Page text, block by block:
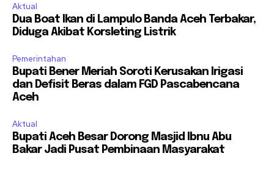
Aktual
Dua Boat Ikan di Lampulo Banda Aceh Terbakar,
Diduga Akibat Korsleting Listrik
Pemerintahan
Bupati Bener Meriah Soroti Kerusakan Irigasi
dan Defisit Beras dalam FGD Pascabencana
Aceh
Aktual
Bupati Aceh Besar Dorong Masjid Ibnu Abu
Bakar Jadi Pusat Pembinaan Masyarakat